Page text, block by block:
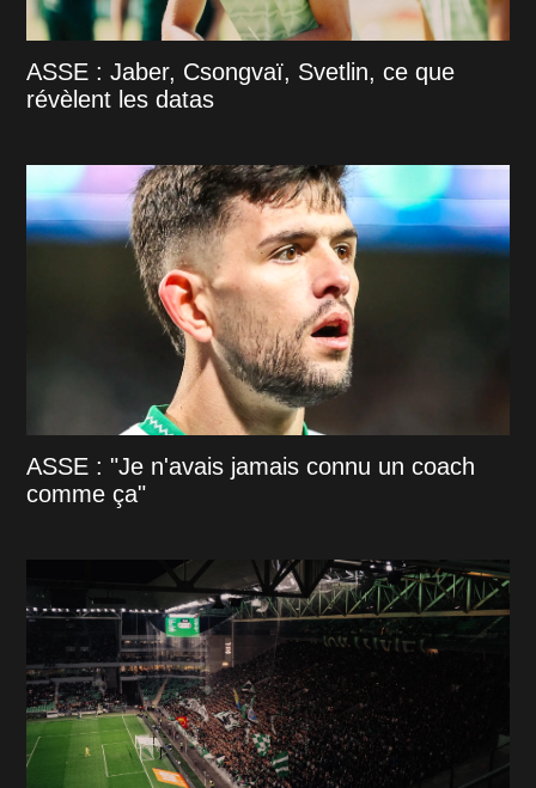
ASSE : Jaber, Csongvaï, Svetlin, ce que
révèlent les datas
ASSE : "Je n'avais jamais connu un coach
comme ça"